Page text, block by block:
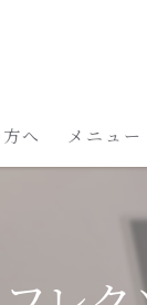
へ メニュー